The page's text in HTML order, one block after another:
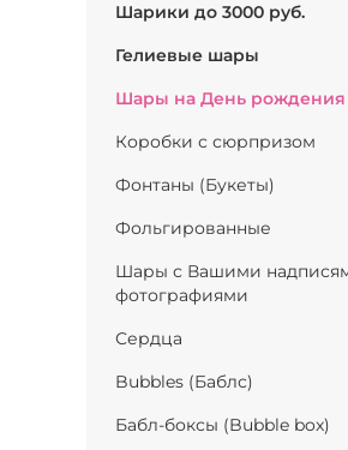
Шарики до 3000 руб.
Гелиевые шары
Шары на День рождения
Коробки с сюрпризом
Фонтаны (Букеты)
Фольгированные
Шары с Вашими
фотографиями
Сердца
Bubbles (Баблс)
Бабл-боксы (Bubble box)